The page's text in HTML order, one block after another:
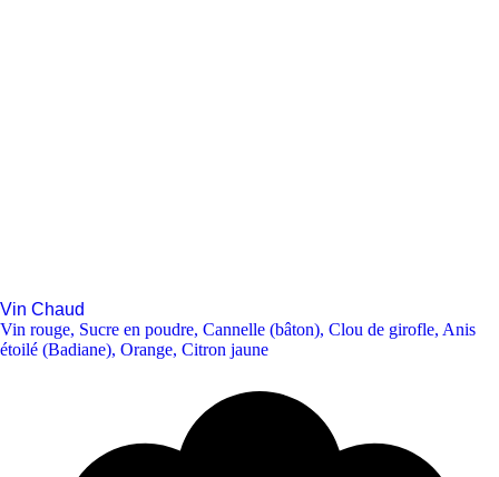
Vin Chaud
Vin rouge, Sucre en poudre, Cannelle (bâton), Clou de girofle, Anis
étoilé (Badiane), Orange, Citron jaune